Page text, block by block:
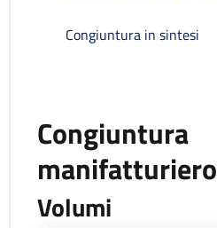
Congiuntura in sintesi
Congiuntura
manifatturiero
Volumi